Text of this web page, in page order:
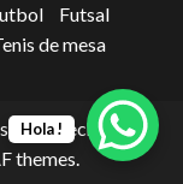
Futsal
de mesa
los derechos
themes.
Hola !